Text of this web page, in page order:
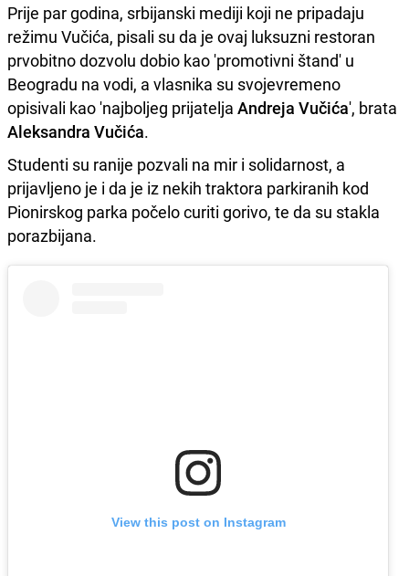
Prije par godina, srbijanski mediji koji ne pripadaju
režimu Vučića, pisali su da je ovaj luksuzni restoran
prvobitno dozvolu dobio kao 'promotivni štand' u
Beogradu na vodi, a vlasnika su svojevremeno
opisivali kao 'najboljeg prijatelja Andreja Vučića', brata
Aleksandra Vučića.
Studenti su ranije pozvali na mir i solidarnost, a
prijavljeno je i da je iz nekih traktora parkiranih kod
Pionirskog parka počelo curiti gorivo, te da su stakla
porazbijana.
View this post on Instagram